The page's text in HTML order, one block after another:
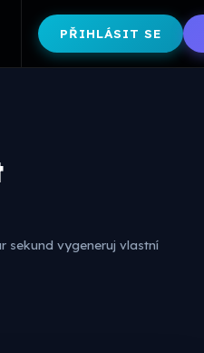
PŘIHLÁSIT SE
sekund vygeneruj vlastní